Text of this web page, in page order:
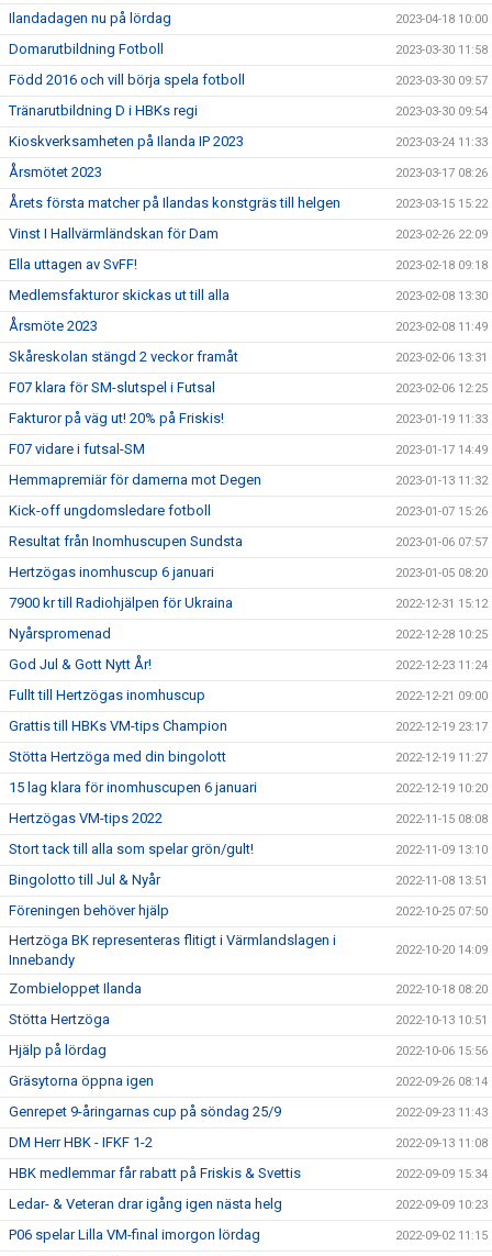
Ilandadagen nu på lördag 2023-04-18 10:00
Domarutbildning Fotboll 2023-03-30 11:58
Född 2016 och vill börja spela fotboll 2023-03-30 09:57
Tränarutbildning D i HBKs regi 2023-03-30 09:54
Kioskverksamheten på Ilanda IP 2023 2023-03-24 11:33
Årsmötet 2023 2023-03-17 08:26
Årets första matcher på Ilandas konstgräs till helgen 2023-03-15 15:22
Vinst I Hallvärmländskan för Dam 2023-02-26 22:09
Ella uttagen av SvFF! 2023-02-18 09:18
Medlemsfakturor skickas ut till alla 2023-02-08 13:30
Årsmöte 2023 2023-02-08 11:49
Skåreskolan stängd 2 veckor framåt 2023-02-06 13:31
F07 klara för SM-slutspel i Futsal 2023-02-06 12:25
Fakturor på väg ut! 20% på Friskis! 2023-01-19 11:33
F07 vidare i futsal-SM 2023-01-17 14:49
Hemmapremiär för damerna mot Degen 2023-01-13 11:32
Kick-off ungdomsledare fotboll 2023-01-07 15:26
Resultat från Inomhuscupen Sundsta 2023-01-06 07:57
Hertzögas inomhuscup 6 januari 2023-01-05 08:20
7900 kr till Radiohjälpen för Ukraina 2022-12-31 15:12
Nyårspromenad 2022-12-28 10:25
God Jul & Gott Nytt År! 2022-12-23 11:24
Fullt till Hertzögas inomhuscup 2022-12-21 09:00
Grattis till HBKs VM-tips Champion 2022-12-19 23:17
Stötta Hertzöga med din bingolott 2022-12-19 11:27
15 lag klara för inomhuscupen 6 januari 2022-12-19 10:20
Hertzögas VM-tips 2022 2022-11-15 08:08
Stort tack till alla som spelar grön/gult! 2022-11-09 13:10
Bingolotto till Jul & Nyår 2022-11-08 13:51
Föreningen behöver hjälp 2022-10-25 07:50
Hertzöga BK representeras flitigt i Värmlandslagen i
Innebandy
2022-10-20 14:09
Zombieloppet Ilanda 2022-10-18 08:20
Stötta Hertzöga 2022-10-13 10:51
Hjälp på lördag 2022-10-06 15:56
Gräsytorna öppna igen 2022-09-26 08:14
Genrepet 9-åringarnas cup på söndag 25/9 2022-09-23 11:43
DM Herr HBK - IFKF 1-2 2022-09-13 11:08
HBK medlemmar får rabatt på Friskis & Svettis 2022-09-09 15:34
Ledar- & Veteran drar igång igen nästa helg 2022-09-09 10:23
P06 spelar Lilla VM-final imorgon lördag 2022-09-02 11:15